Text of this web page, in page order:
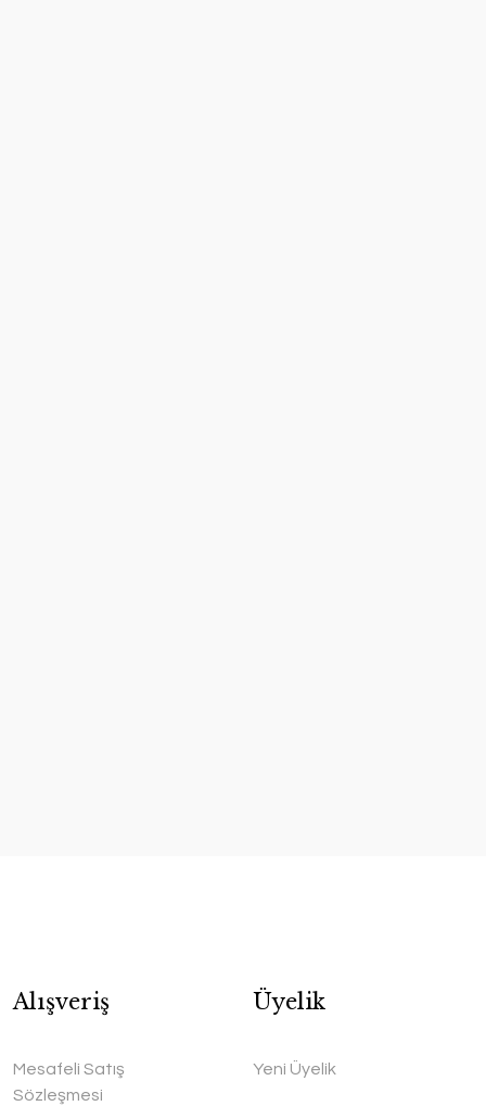
Alışveriş
Mesafeli Satış
Sözleşmesi
Üyelik
Yeni Üyelik